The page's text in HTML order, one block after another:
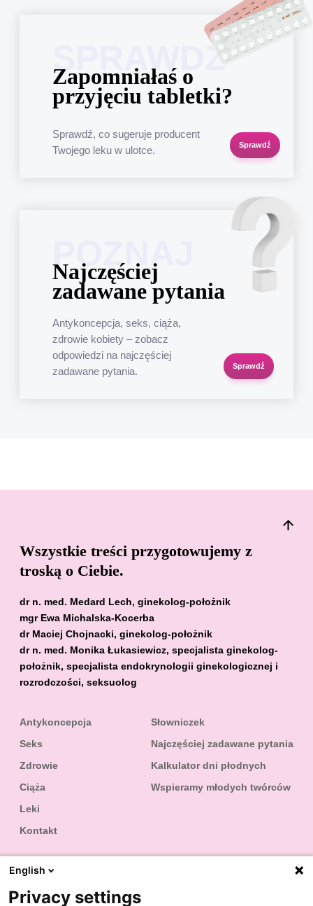
SPRAWDŹ
Zapomniałaś o
przyjęciu tabletki?
Sprawdź, co sugeruje producent
Twojego leku w ulotce.
Sprawdź
POZNAJ
Najczęściej
zadawane pytania
Antykoncepcja, seks, ciąża,
zdrowie kobiety – zobacz
odpowiedzi na najczęściej
zadawane pytania.
Sprawdź
Wszystkie treści przygotowujemy z
troską o Ciebie.
dr n. med. Medard Lech, ginekolog-położnik
mgr Ewa Michalska-Kocerba
dr Maciej Chojnacki, ginekolog-położnik
dr n. med. Monika Łukasiewicz, specjalista ginekolog-
położnik, specjalista endokrynologii ginekologicznej i
rozrodczości, seksuolog
Antykoncepcja
Seks
Zdrowie
Ciąża
Leki
Kontakt
Słowniczek
Najczęściej zadawane pytania
Kalkulator dni płodnych
Wspieramy młodych twórców
Podaj nam swój wiek - wyświetlimy najpierw
English
Privacy settings